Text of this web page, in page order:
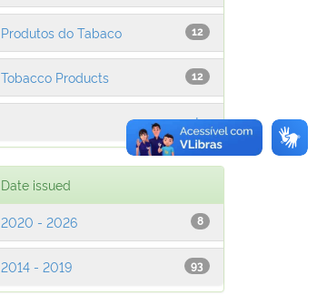
12
Produtos do Tabaco
12
Tobacco Products
next >
Date issued
8
2020 - 2026
93
2014 - 2019